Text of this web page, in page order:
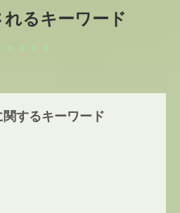
れるキーワード
するキーワード